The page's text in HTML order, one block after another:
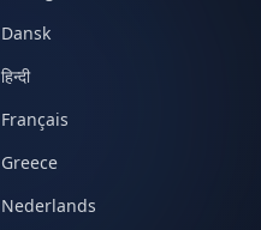
Dansk
हिन्दी
Français
Greece
Nederlands